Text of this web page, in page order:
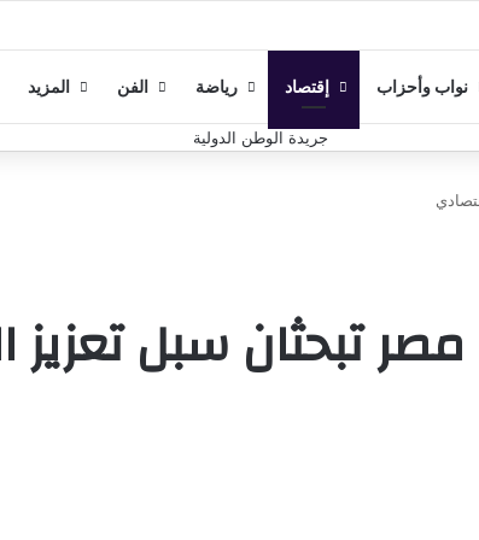
نواب وأحزاب إقتصاد رياضة الفن المزيد
تبحثان سبل تعزيز